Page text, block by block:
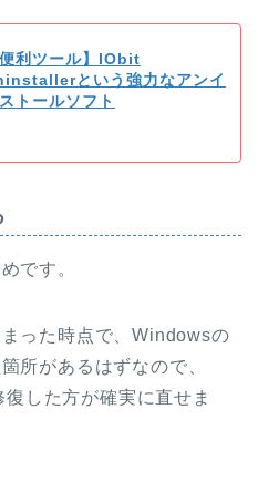
便利ツール】IObit
という強力なアンイ
トールソフト
です。
った時点で、Windowsの
所があるはずなので、
した方が確実に直せま